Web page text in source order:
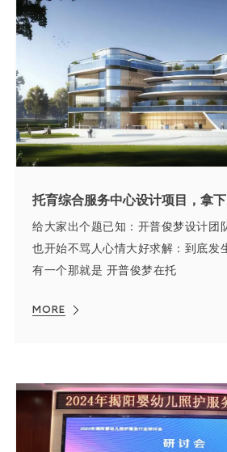
托育综合服务中心设计项目，拿下
给大家出个题已知：开普俊梦设计团
也开始不骂人心情大好求解：到底发
有一个那就是 开普俊梦在托
MORE